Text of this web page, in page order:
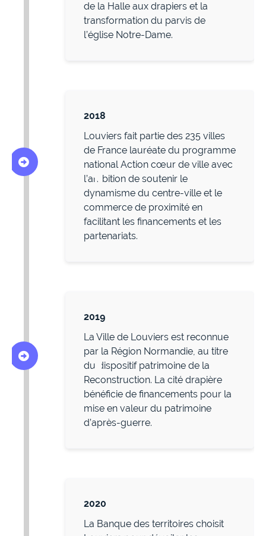
de la Halle aux drapiers et la
transformation du parvis de
l’église Notre-Dame.
2018
Louviers fait partie des 235 villes
de France lauréate du programme
national Action cœur de ville avec
l’ambition de soutenir le
dynamisme du centre-ville et le
commerce de proximité en
facilitant les financements et les
partenariats.
2019
La Ville de Louviers est reconnue
par la Région Normandie, au titre
du dispositif patrimoine de la
Reconstruction. La cité drapière
bénéficie de financements pour la
mise en valeur du patrimoine
d’après-guerre.
2020
La Banque des territoires choisit